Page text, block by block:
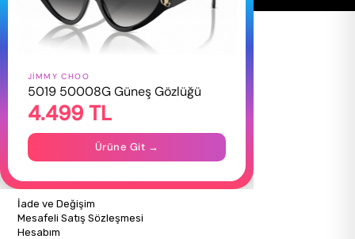
HAKKIMIZDA
Hakkımızda
Gizlilik Politikası
İletişim
Mağazalarımız
ALIŞVERİŞ BİLGİLERİ
İade ve Değişim
Mesafeli Satış Sözleşmesi
Hesabım
JIMMY CHOO
5019 50008G Güneş Gözlüğü
4.499 TL
Ürüne Git →